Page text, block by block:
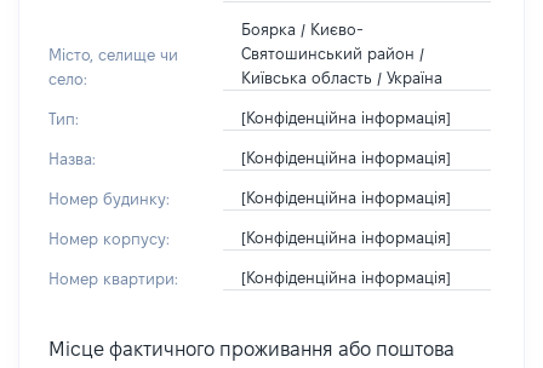
Місто, селище чи
село:
Боярка / Києво-
Святошинський район /
Київська область / Україна
Тип: [Конфіденційна інформація]
Назва: [Конфіденційна інформація]
Номер будинку: [Конфіденційна інформація]
Номер корпусу: [Конфіденційна інформація]
Номер квартири: [Конфіденційна інформація]
Місце фактичного проживання або поштова